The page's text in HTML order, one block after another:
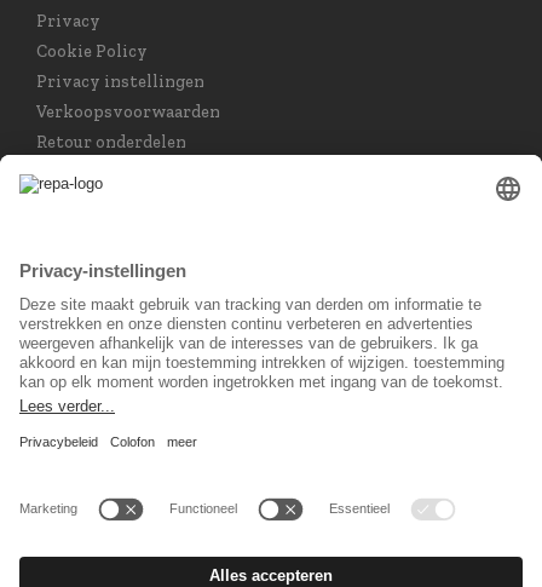
Privacy
Cookie Policy
Privacy instellingen
Verkoopsvoorwaarden
Retour onderdelen
Nederlands
Sociaal Netwerk
© 2026 REPA Holding GmbH. All rights reserved